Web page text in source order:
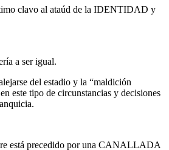
clavo al ataúd de la IDENTIDAD y
a ser igual.
del estadio y la “maldición
este tipo de circunstancias y decisiones
está precedido por una CANALLADA